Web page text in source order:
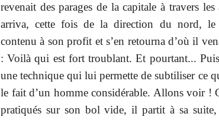
revenait des parages de la capitale à travers
arriva, cette fois de la direction du nord, le
contenu à son profit et s’en retourna d’où il
: Voilà qui est fort troublant. Et pourtant...
une technique qui lui permette de subtiliser ce
le fait d’un homme considérable. Allons voir !
pratiqués sur son bol vide, il partit à sa